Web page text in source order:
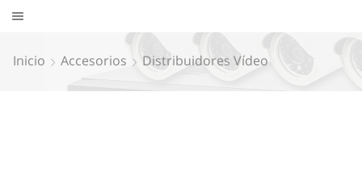
Inicio Accesorios Distribuidores Vídeo